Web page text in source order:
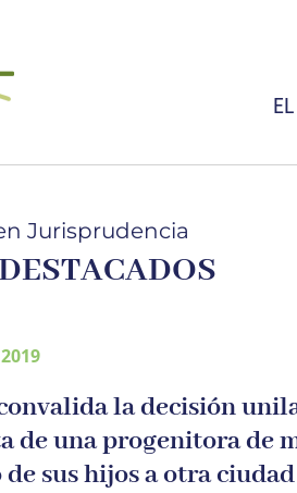
Jurisprudencia
la decisión
de una progenitora de
sus hijos a otra ciudad